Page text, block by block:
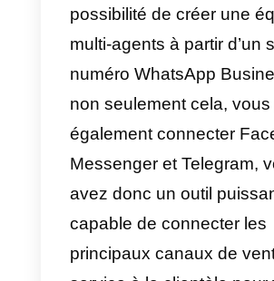
produits, des
méthodes de
Cela vous
vos produits ou
directement via
avoir besoin d’un